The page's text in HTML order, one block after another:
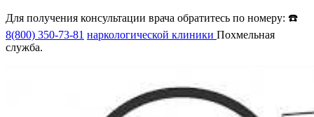
Для получения консультации врача обратитесь по номеру: ☎️
8(800) 350-73-81 наркологической клиники Похмельная
служба.